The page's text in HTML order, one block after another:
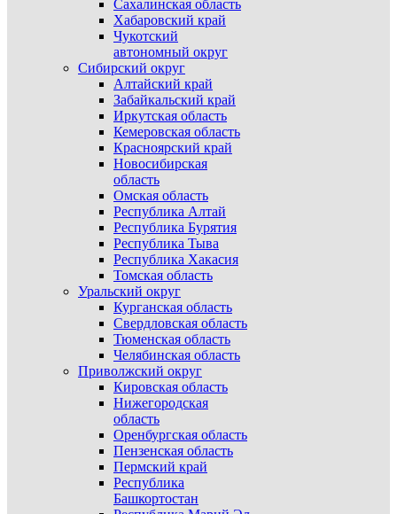
Сахалинская область
Хабаровский край
Чукотский
автономный округ
Сибирский округ
Алтайский край
Забайкальский край
Иркутская область
Кемеровская область
Красноярский край
Новосибирская
область
Омская область
Республика Алтай
Республика Бурятия
Республика Тыва
Республика Хакасия
Томская область
Уральский округ
Курганская область
Свердловская область
Тюменская область
Челябинская область
Приволжский округ
Кировская область
Нижегородская
область
Оренбургская область
Пензенская область
Пермский край
Республика
Башкортостан